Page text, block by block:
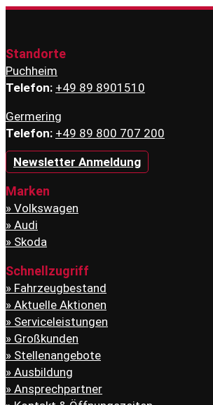
Standorte
Puchheim
Telefon: +49 89 8901510
Germering
Telefon: +49 89 800 707 200
Newsletter Anmeldung
Marken
Volkswagen
Audi
Skoda
Schnellzugriff
Fahrzeugbestand
Aktuelle Aktionen
Serviceleistungen
Großkunden
Stellenangebote
Ausbildung
Ansprechpartner